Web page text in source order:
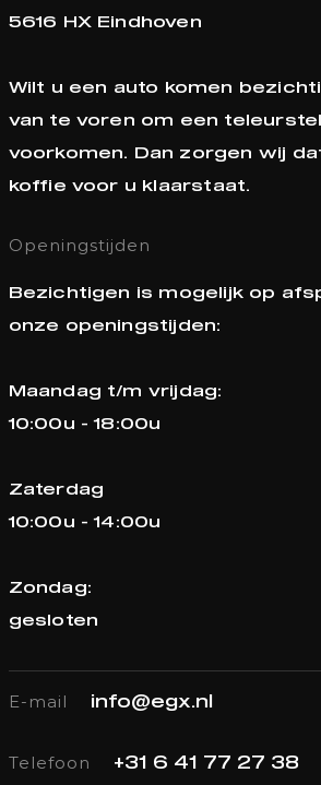
5616 HX Eindhoven
Wilt u een auto komen
van te voren om een
voorkomen. Dan zorgen wij
koffie voor u klaarstaat.
Openingstijden
Bezichtigen is mogelijk op
onze openingstijden:
Maandag t/m vrijdag:
10:00u - 18:00u
Zaterdag
10:00u - 14:00u
Zondag:
gesloten
E-mail info@egx.nl
Telefoon +31 6 41 77 27 38